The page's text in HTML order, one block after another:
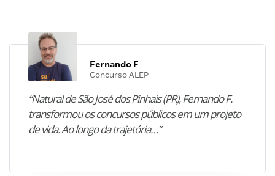
Fernando F
Concurso ALEP
“Natural de São José dos Pinhais (PR), Fernando F.
transformou os concursos públicos em um projeto
de vida. Ao longo da trajetória…”